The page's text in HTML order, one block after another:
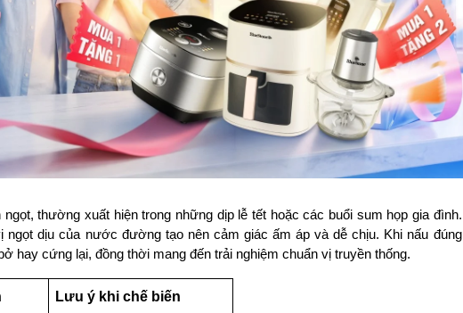
thường xuất hiện trong những dịp lễ tết hoặc các buổi sum họp gia đình.
dịu của nước đường tạo nên cảm giác ấm áp và dễ chịu. Khi nấu đúng
hay cứng lại, đồng thời mang đến trải nghiệm chuẩn vị truyền thống.
Lưu ý khi chế biến